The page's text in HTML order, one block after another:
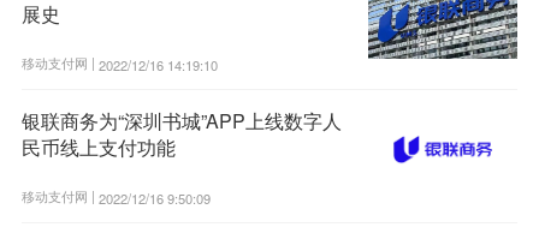
展史
移动支付网 | 2022/12/16 14:19:10
银联商务为“深圳书城”APP上线数字人
民币线上支付功能
移动支付网 | 2022/12/16 9:50:09